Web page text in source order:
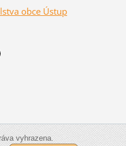
obce Ústup
vyhrazena.